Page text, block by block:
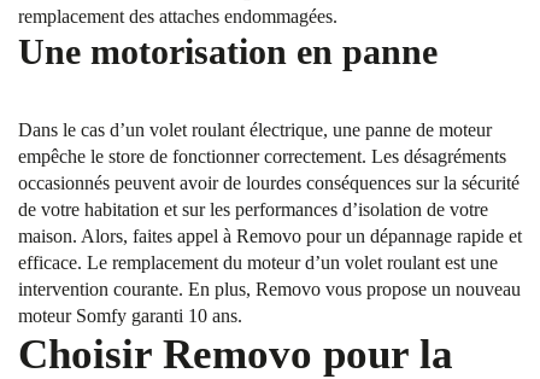
remplacement des attaches endommagées.
Une motorisation en panne
Dans le cas d’un volet roulant électrique, une panne de moteur
empêche le store de fonctionner correctement. Les désagréments
occasionnés peuvent avoir de lourdes conséquences sur la sécurité
de votre habitation et sur les performances d’isolation de votre
maison. Alors, faites appel à Removo pour un dépannage rapide et
efficace. Le remplacement du moteur d’un volet roulant est une
intervention courante. En plus, Removo vous propose un nouveau
moteur Somfy garanti 10 ans.
Choisir Removo pour la